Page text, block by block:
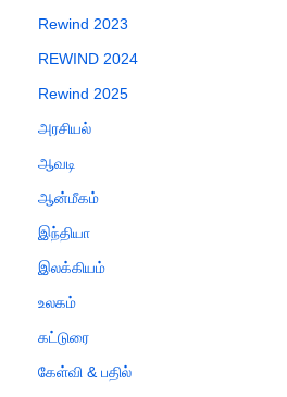
Rewind 2023
REWIND 2024
Rewind 2025
அரசியல்
ஆவடி
ஆன்மீகம்
இந்தியா
இலக்கியம்
உலகம்
கட்டுரை
கேள்வி & பதில்